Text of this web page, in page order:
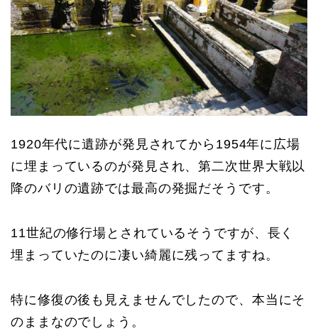
1920年代に遺跡が発見されてから1954年に広場
に埋まっているのが発見され、第二次世界大戦以
降のバリの遺跡では最高の発掘だそうです。
11世紀の修行場とされているそうですが、長く
埋まっていたのに凄い綺麗に残ってますね。
特に修復の後も見えませんでしたので、本当にそ
のままなのでしょう。